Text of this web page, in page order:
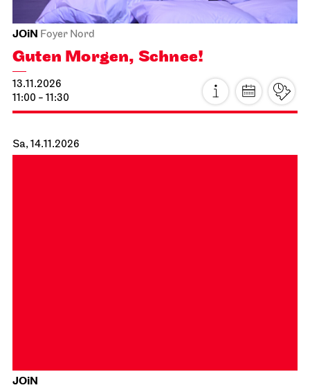
JOiN Foyer Nord
Guten Morgen, Schnee!
13.11.2026
11:00 - 11:30
Sa, 14.11.2026
JOiN